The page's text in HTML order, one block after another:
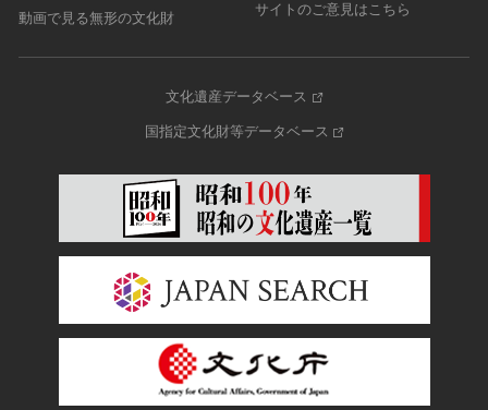
動画で見る無形の文化財 サイトのご意見はこちら
文化遺産データベース
国指定文化財等データベース